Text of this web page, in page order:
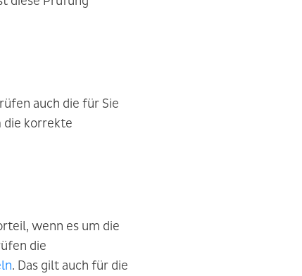
auch die für Sie
die korrekte
wenn es um die
die
. Das gilt auch für die